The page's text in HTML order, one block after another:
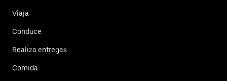
Viaja
Conduce
Realiza entregas
Comida